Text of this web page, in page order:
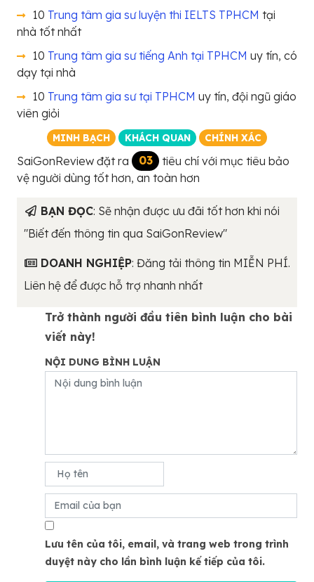
10 Trung tâm gia sư luyện thi IELTS TPHCM tại
nhà tốt nhất
10 Trung tâm gia sư tiếng Anh tại TPHCM uy tín, có
dạy tại nhà
10 Trung tâm gia sư tại TPHCM uy tín, đội ngũ giáo
viên giỏi
MINH BẠCH KHÁCH QUAN CHÍNH XÁC
SaiGonReview đặt ra 03
tiêu chí với mục tiêu bảo
vệ người dùng tốt hơn, an toàn hơn
BẠN ĐỌC: Sẽ nhận được ưu đãi tốt hơn khi nói
"Biết đến thông tin qua SaiGonReview"
DOANH NGHIỆP: Đăng tải thông tin MIỄN PHÍ.
Liên hệ để được hỗ trợ nhanh nhất
Trở thành người đầu tiên bình luận cho bài
viết này!
NỘI DUNG BÌNH LUẬN
Lưu tên của tôi, email, và trang web trong trình
duyệt này cho lần bình luận kế tiếp của tôi.